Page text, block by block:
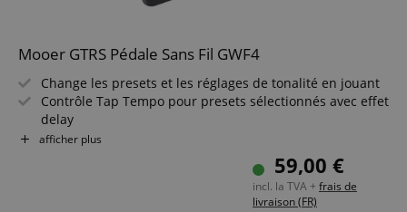
Mooer GTRS Pédale Sans Fil GWF4
Change les presets et les réglages de tonalité en jouant
Contrôle Tap Tempo pour presets sélectionnés avec effet
delay
Fonction accordeur intégrée pour guitare GTRS
Bande ISM 2,4 GHz pour usage mondial
Batterie lithium-ion rechargeable intégrée (720 mAh)
afficher plus
59,00 €
incl. la TVA + frais de
livraison (FR)